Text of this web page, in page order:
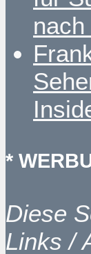
*
Diese
Links /